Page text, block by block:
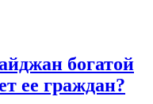
богатой
ее граждан?